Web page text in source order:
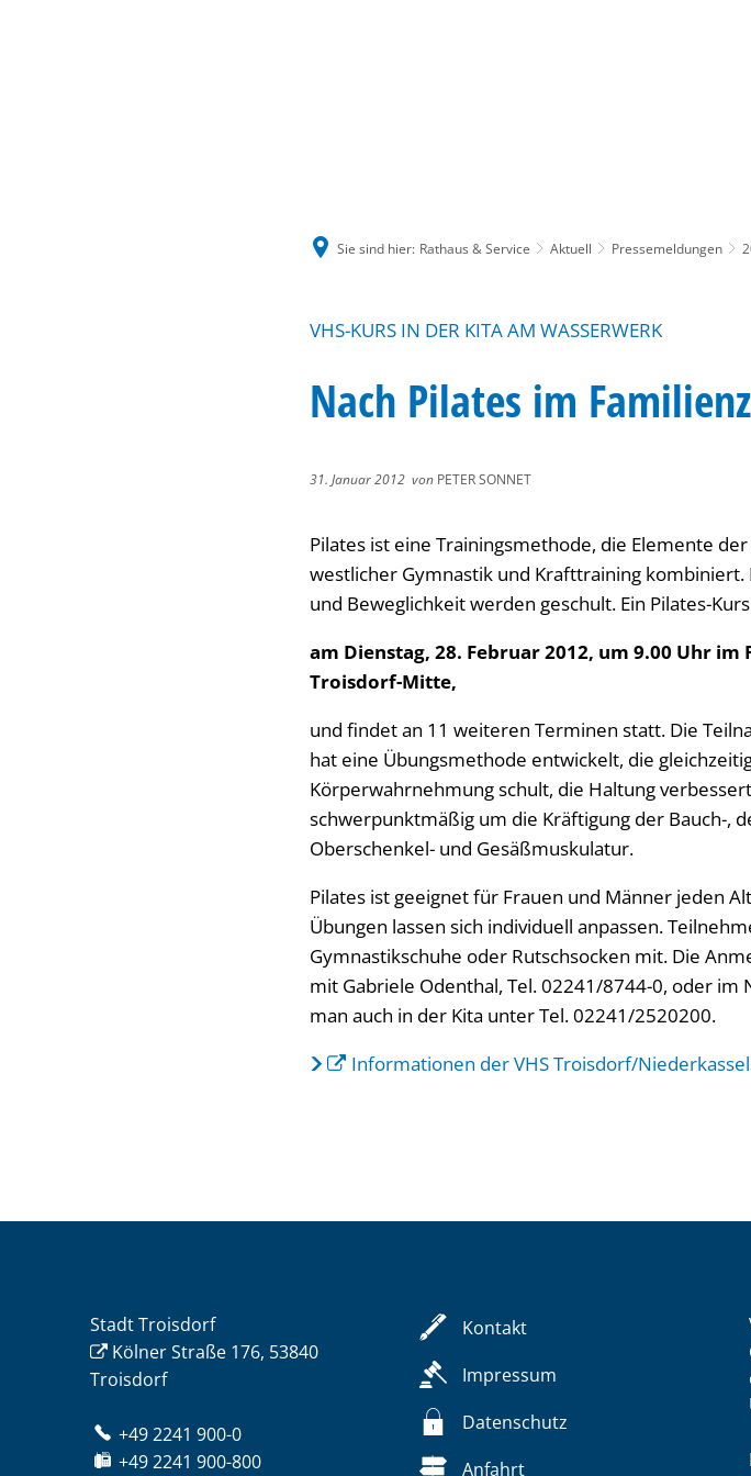
Sie sind hier: Rathaus & Service Aktuell Pressemeldungen
VHS-KURS IN DER KITA AM WASSERWERK
Nach Pilates im
31. Januar 2012 von PETER SONNET
Pilates ist eine Trainingsmethode, die Elemente
westlicher Gymnastik und Krafttraining
und Beweglichkeit werden geschult. Ein Pilates-
am Dienstag, 28. Februar 2012, um 9.00 Uhr
Troisdorf-Mitte,
und findet an 11 weiteren Terminen statt. Die
hat eine Übungsmethode entwickelt, die
Körperwahrnehmung schult, die Haltung
schwerpunktmäßig um die Kräftigung der Bauch-,
Oberschenkel- und Gesäßmuskulatur.
Pilates ist geeignet für Frauen und Männer jeden
Übungen lassen sich individuell anpassen.
Gymnastikschuhe oder Rutschsocken mit. Die
mit Gabriele Odenthal, Tel. 02241/8744-0, oder
man auch in der Kita unter Tel. 02241/2520200.
Informationen der VHS Troisdorf/
Stadt Troisdorf
Kölner Straße 176, 53840
Troisdorf
+49 2241 900-0
+49 2241 900-800
Kontakt
Impressum
Datenschutz
Anfahrt